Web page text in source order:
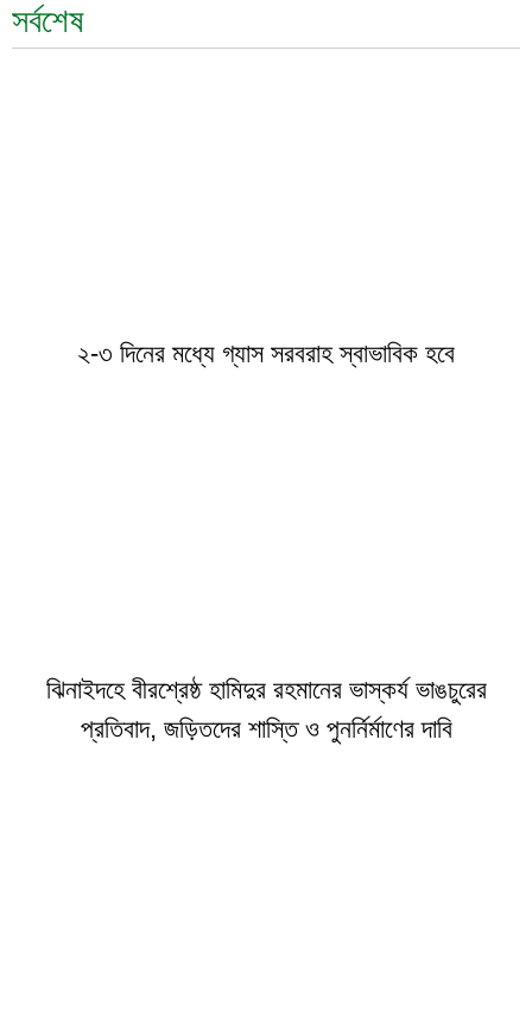
সর্বশেষ
২-৩ দিনের মধ্যে গ্যাস সরবরাহ স্বাভাবিক হবে
ঝিনাইদহে বীরশ্রেষ্ঠ হামিদুর রহমানের ভাস্কর্য ভাঙচুরের
প্রতিবাদ, জড়িতদের শাস্তি ও পুনর্নির্মাণের দাবি